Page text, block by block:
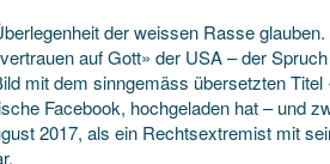
der weissen Rasse
auf Gott» der USA – der
mit dem sinngemäss übersetzten
Facebook, hochgeladen hat – und
2017, als ein Rechtsextremist mit